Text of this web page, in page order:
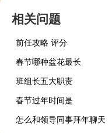
相关问题
前任攻略 评分
春节哪种盆花最长
班组长五大职责
春节过年时间是
怎么和领导同事拜年聊天